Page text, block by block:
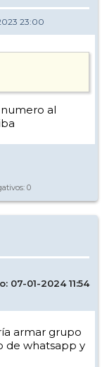
23:00
al
0
07-01-2024 11:54
armar grupo
de whatsapp y